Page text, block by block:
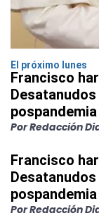
El próximo lunes
Francisco
pospandemia
Por Redacción
Francisco
pospandemia
Por Redacción